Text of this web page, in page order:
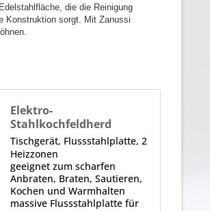
die die Reinigung
Konstruktion sorgt. Mit Zanussi
Elektro-
Stahlkochfeldherd
ESH9 / 2P-T
Tischgerät, Flussstahlplatte, 2
Heizzonen
geeignet zum scharfen
Anbraten, Braten, Sautieren,
Kochen und Warmhalten
massive Flussstahlplatte für